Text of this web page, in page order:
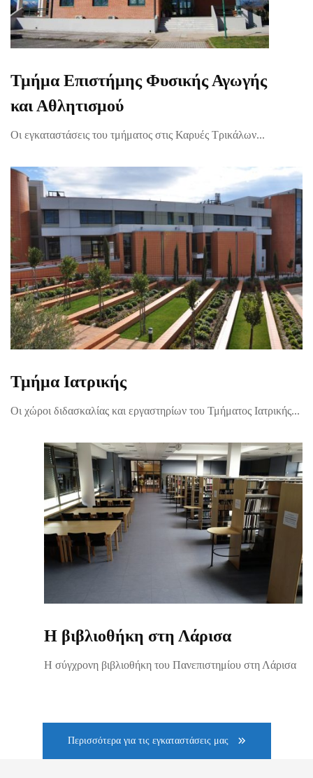
Τμήμα Επιστήμης Φυσικής Αγωγής
και Αθλητισμού
Οι εγκαταστάσεις του τμήματος στις Καρυές Τρικάλων...
Τμήμα Ιατρικής
Οι χώροι διδασκαλίας και εργαστηρίων του Τμήματος Ιατρικής...
Η βιβλιοθήκη στη Λάρισα
Η σύγχρονη βιβλιοθήκη του Πανεπιστημίου στη Λάρισα
Περισσότερα για τις εγκαταστάσεις μας